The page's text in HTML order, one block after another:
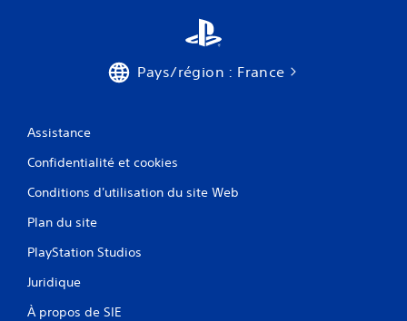
Pays/région : France
Assistance
Confidentialité et cookies
Conditions d'utilisation du site Web
Plan du site
PlayStation Studios
Juridique
À propos de SIE